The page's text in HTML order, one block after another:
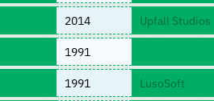
2014 Upfall Studios
1991
1991 LusoSoft